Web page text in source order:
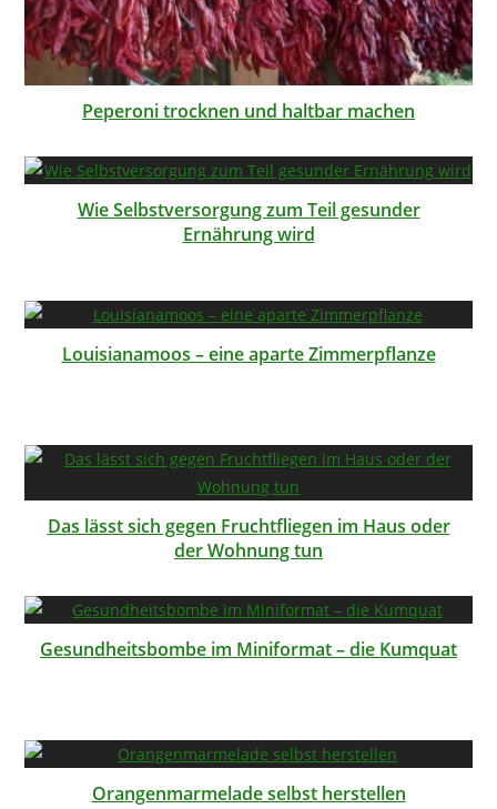
Peperoni trocknen und haltbar machen
Wie Selbstversorgung zum Teil gesunder
Ernährung wird
Louisianamoos – eine aparte Zimmerpflanze
Das lässt sich gegen Fruchtfliegen im Haus oder
der Wohnung tun
Gesundheitsbombe im Miniformat – die Kumquat
Orangenmarmelade selbst herstellen